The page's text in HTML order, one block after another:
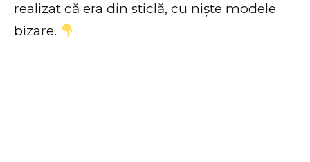
realizat că era din sticlă, cu niște modele
bizare.